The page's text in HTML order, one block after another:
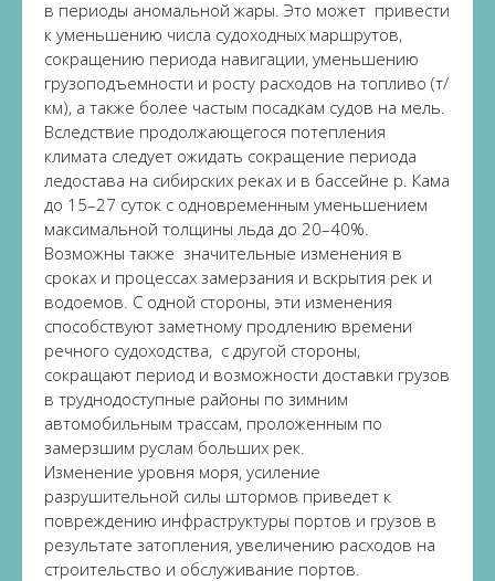
в периоды аномальной жары. Это может привести
к уменьшению числа судоходных маршрутов,
сокращению периода навигации, уменьшению
грузоподъемности и росту расходов на топливо (т/
км), а также более частым посадкам судов на мель.
Вследствие продолжающегося потепления
климата следует ожидать сокращение периода
ледостава на сибирских реках и в бассейне р. Кама
до 15–27 суток с одновременным уменьшением
максимальной толщины льда до 20–40%.
Возможны также значительные изменения в
сроках и процессах замерзания и вскрытия рек и
водоемов. С одной стороны, эти изменения
способствуют заметному продлению времени
речного судоходства, с другой стороны,
сокращают период и возможности доставки грузов
в труднодоступные районы по зимним
автомобильным трассам, проложенным по
замерзшим руслам больших рек.
Изменение уровня моря, усиление
разрушительной силы штормов приведет к
повреждению инфраструктуры портов и грузов в
результате затопления, увеличению расходов на
строительство и обслуживание портов.